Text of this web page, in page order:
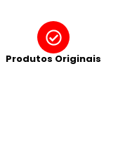
Produtos Originais